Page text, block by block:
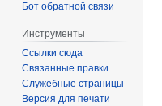
Бот обратной связи
Инструменты
Ссылки сюда
Связанные правки
Служебные страницы
Версия для печати